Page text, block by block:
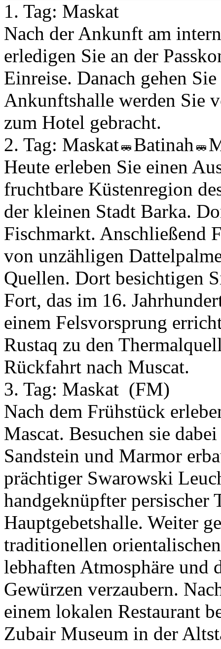
1. Tag: Maskat
Nach der Ankunft am
erledigen Sie an der
Einreise. Danach gehen
Ankunftshalle werden Sie
zum Hotel gebracht.
2. Tag: Maskat Batinah
Heute erleben Sie einen
fruchtbare Küstenregion
der kleinen Stadt Barka.
Fischmarkt. Anschließend
von unzähligen
Quellen. Dort besichtigen
Fort, das im 16.
einem Felsvorsprung
Rustaq zu den
Rückfahrt nach Muscat.
3. Tag: Maskat (FM)
Nach dem Frühstück
Mascat. Besuchen sie
Sandstein und Marmor
prächtiger Swarowski
handgeknüpfter persischer
Hauptgebetshalle. Weiter
traditionellen
lebhaften Atmosphäre und
Gewürzen verzaubern.
einem lokalen Restaurant
Zubair Museum in der